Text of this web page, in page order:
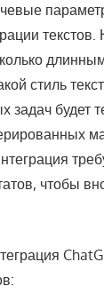
стиль
задач будет
чтобы